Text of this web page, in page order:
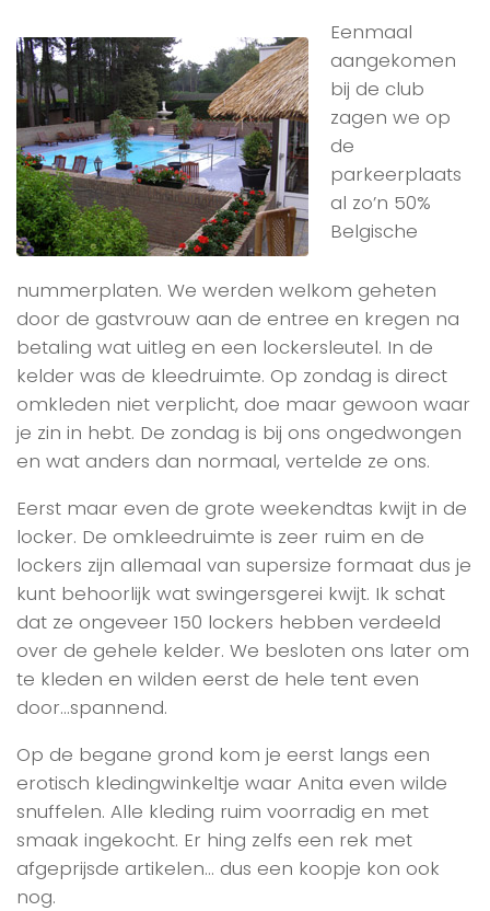
Eenmaal
aangekomen
bij de club
zagen we op
de
parkeerplaats
al zo’n 50%
Belgische
nummerplaten. We werden welkom geheten
door de gastvrouw aan de entree en kregen na
betaling wat uitleg en een lockersleutel. In de
kelder was de kleedruimte. Op zondag is direct
omkleden niet verplicht, doe maar gewoon waar
je zin in hebt. De zondag is bij ons ongedwongen
en wat anders dan normaal, vertelde ze ons.
Eerst maar even de grote weekendtas kwijt in de
locker. De omkleedruimte is zeer ruim en de
lockers zijn allemaal van supersize formaat dus je
kunt behoorlijk wat swingersgerei kwijt. Ik schat
dat ze ongeveer 150 lockers hebben verdeeld
over de gehele kelder. We besloten ons later om
te kleden en wilden eerst de hele tent even
door…spannend.
Op de begane grond kom je eerst langs een
erotisch kledingwinkeltje waar Anita even wilde
snuffelen. Alle kleding ruim voorradig en met
smaak ingekocht. Er hing zelfs een rek met
afgeprijsde artikelen… dus een koopje kon ook
nog.